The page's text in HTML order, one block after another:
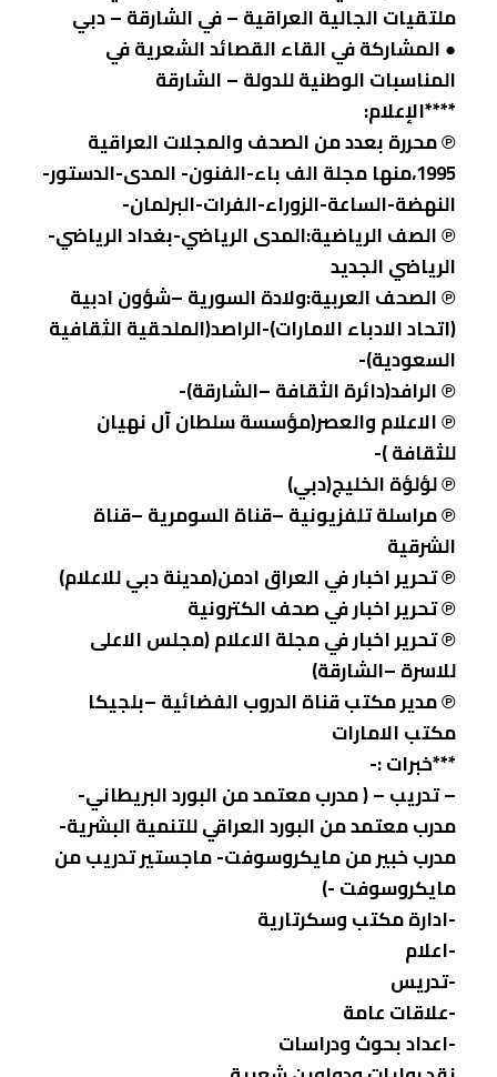
ملتقيات الجالية العراقية – في الشارقة – دبي
● المشاركة في القاء القصائد الشعرية في
المناسبات الوطنية للدولة – الشارقة
****الإعلام:
℗ محررة بعدد من الصحف والمجلات العراقية
1995،منها مجلة الف باء-الفنون- المدى-الدستور-
النهضة-الساعة-الزوراء-الفرات-البرلمان-
℗ الصف الرياضية:المدى الرياضي-بغداد الرياضي-
الرياضي الجديد
℗ الصحف العربية:ولادة السورية –شؤون ادبية
(اتحاد الادباء الامارات)-الراصد(الملحقية الثقافية
السعودية)-
℗ الرافد(دائرة الثقافة –الشارقة)-
℗ الاعلام والعصر(مؤسسة سلطان آل نهيان
للثقافة )-
℗ لؤلؤة الخليج(دبي)
℗ مراسلة تلفزيونية –قناة السومرية –قناة
الشرقية
℗ تحرير اخبار في العراق ادمن(مدينة دبي للاعلام)
℗ تحرير اخبار في صحف الكترونية
℗ تحرير اخبار في مجلة الاعلام (مجلس الاعلى
للاسرة –الشارقة)
℗ مدير مكتب قناة الدروب الفضائية –بلجيكا
مكتب الامارات
***خبرات :-
– تدريب – ( مدرب معتمد من البورد البريطاني-
مدرب معتمد من البورد العراقي للتنمية البشرية-
مدرب خبير من مايكروسوفت- ماجستير تدريب من
مايكروسوفت -)
-ادارة مكتب وسكرتارية
-اعلام
-تدريس
-علاقات عامة
-اعداد بحوث ودراسات